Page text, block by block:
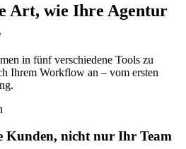
Art, wie Ihre Agentur
in fünf verschiedene Tools zu
Ihrem Workflow an – vom ersten
Kunden, nicht nur Ihr Team